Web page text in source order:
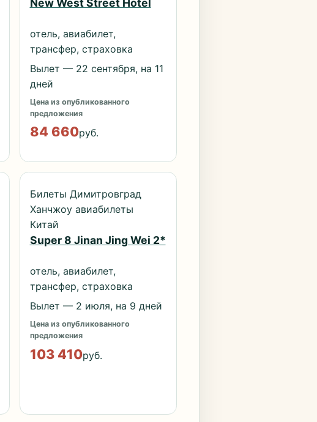
отель, авиабилет,
трансфер, страховка
Вылет — 22 сентября, на 11
дней
Цена из опубликованного
предложения
84 660руб.
Билеты Димитровград
Ханчжоу авиабилеты
Китай
Super 8 Jinan Jing Wei 2*
отель, авиабилет,
трансфер, страховка
Вылет — 2 июля, на 9 дней
Цена из опубликованного
предложения
103 410руб.